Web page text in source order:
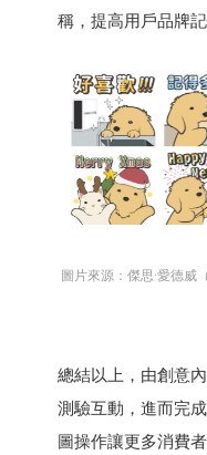
稱，提高用戶品牌記
圖片來源：傑思·愛德威
總結以上，由創意
測驗互動，進而完
圖操作讓更多消費